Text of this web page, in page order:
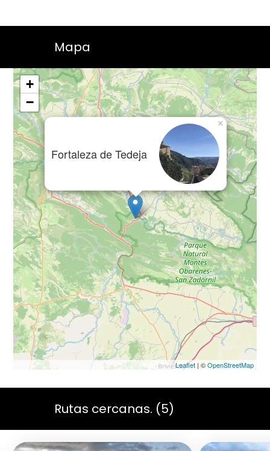
Mapa
Fortaleza de Tedeja
×
+
−
Leaflet| ©OpenStreetMap
Rutas cercanas. (5)